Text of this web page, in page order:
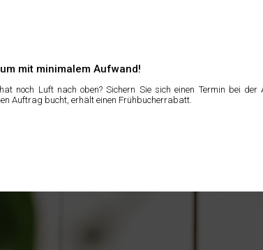
mit minimalem Aufwand!
noch Luft nach oben? Sichern Sie sich einen Termin bei
Auftrag bucht, erhält einen Frühbucherrabatt.